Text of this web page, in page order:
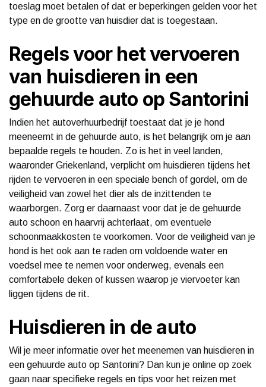
toeslag moet betalen of dat er beperkingen gelden voor het
type en de grootte van huisdier dat is toegestaan.
Regels voor het vervoeren
van huisdieren in een
gehuurde auto op Santorini
Indien het autoverhuurbedrijf toestaat dat je je hond
meeneemt in de gehuurde auto, is het belangrijk om je aan
bepaalde regels te houden. Zo is het in veel landen,
waaronder Griekenland, verplicht om huisdieren tijdens het
rijden te vervoeren in een speciale bench of gordel, om de
veiligheid van zowel het dier als de inzittenden te
waarborgen. Zorg er daarnaast voor dat je de gehuurde
auto schoon en haarvrij achterlaat, om eventuele
schoonmaakkosten te voorkomen. Voor de veiligheid van je
hond is het ook aan te raden om voldoende water en
voedsel mee te nemen voor onderweg, evenals een
comfortabele deken of kussen waarop je viervoeter kan
liggen tijdens de rit.
Huisdieren in de auto
Wil je meer informatie over het meenemen van huisdieren in
een gehuurde auto op Santorini? Dan kun je online op zoek
gaan naar specifieke regels en tips voor het reizen met